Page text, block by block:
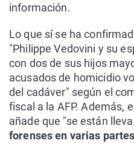
información.
Lo que sí se ha
"Philippe Vedovini y su
con dos de sus hijos
acusados de homicidio
del cadáver" según el
fiscal a la AFP. Además,
añade que "se están
forenses en varias